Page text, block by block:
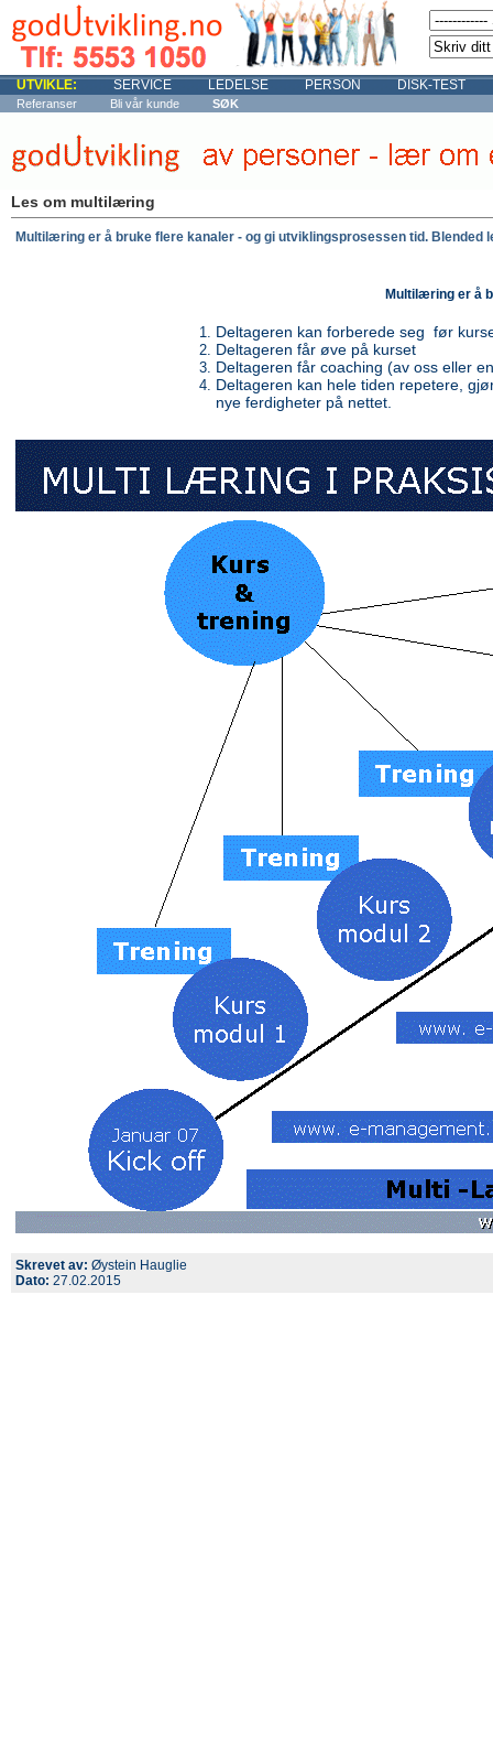
UTVIKLE: SERVICE LEDELSE PERSON DISK-TEST
Referanser Bli vår kunde SØK
Les om multilæring
Multilæring er å bruke flere kanaler - og gi utviklingsprosessen tid. Blended
Multilæring er å
Deltageren kan forberede seg før
Deltageren får øve på kurset
Deltageren får coaching (av oss eller
Deltageren kan hele tiden repetere,
nye ferdigheter på nettet.
Skrevet av: Øystein Hauglie
Dato: 27.02.2015